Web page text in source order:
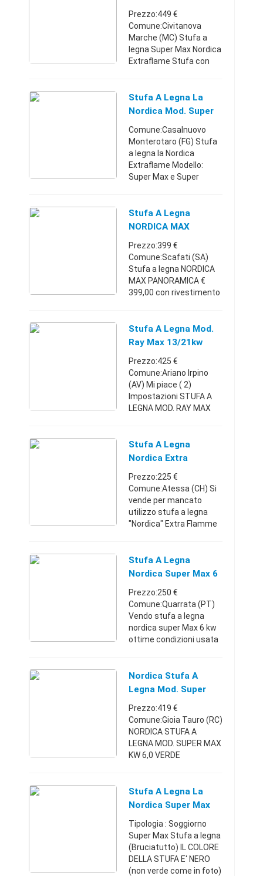
Extraflame
Prezzo:449 €
Comune:Civitanova
Marche (MC) Stufa a
legna Super Max Nordica
Extraflame Stufa con
Focolare: ghisa Porte e
testata in ghisa Porta
Stufa A Legna La
Nordica Mod. Super
Max E Super Ju
Comune:Casalnuovo
Monterotaro (FG) Stufa
a legna la Nordica
Extraflame Modello:
Super Max e Super
Extraflame presso il
nostro punto vendita
Stufa A Legna
NORDICA MAX
PANORAMICA
Prezzo:399 €
Comune:Scafati (SA)
Stufa a legna NORDICA
MAX PANORAMICA €
399,00 con rivestimento
Porte e testata in ghisa.
Porta con apertura a
Stufa A Legna Mod.
Ray Max 13/21kw
Prezzo:425 €
Comune:Ariano Irpino
(AV) Mi piace ( 2)
Impostazioni STUFA A
LEGNA MOD. RAY MAX
stufa camino a legna e a
carbone Caratteristche
Stufa A Legna
Nordica Extra
Flamme Super Max 6
Kw
Prezzo:225 €
Comune:Atessa (CH) Si
vende per mancato
utilizzo stufa a legna
"Nordica" Extra Flamme
condizioneAbruzzo3474
906366225 €
Stufa A Legna
Nordica Super Max 6
Kw
Prezzo:250 €
Comune:Quarrata (PT)
Vendo stufa a legna
nordica super Max 6 kw
ottime condizioni usata
interessati , comodo
portalegna in metallo.
Nordica Stufa A
Legna Mod. Super
Max Kw 6,0 Verde
Prezzo:419 €
Comune:Gioia Tauro (RC)
NORDICA STUFA A
LEGNA MOD. SUPER MAX
KW 6,0 VERDE
(Bruciatutto)
Caratteristiche:
acciaio smaltato o ...
Stufa A Legna La
Nordica Super Max
NUOVA CON
GARANZIA
Tipologia : Soggiorno
Super Max Stufa a legna
(Bruciatutto) IL COLORE
DELLA STUFA E' NERO
(non verde come in foto)